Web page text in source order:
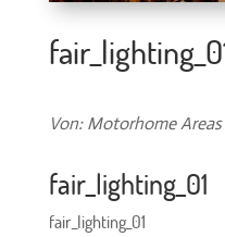
Von: Motorhome
fair_lighting_01
fair_lighting_01